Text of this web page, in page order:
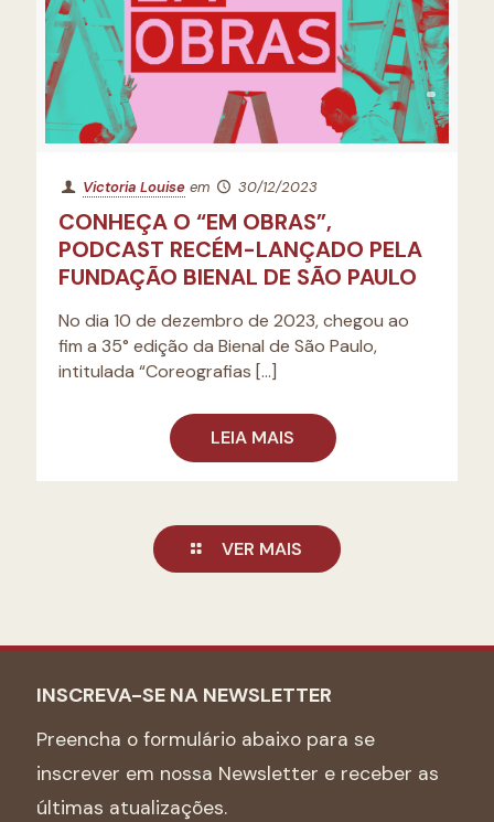
Victoria Louise em 30/12/2023
CONHEÇA O “EM OBRAS”,
PODCAST RECÉM-LANÇADO PELA
FUNDAÇÃO BIENAL DE SÃO PAULO
No dia 10 de dezembro de 2023, chegou ao
fim a 35° edição da Bienal de São Paulo,
intitulada “Coreografias […]
LEIA MAIS
VER MAIS
INSCREVA-SE NA NEWSLETTER
Preencha o formulário abaixo para se
inscrever em nossa Newsletter e receber as
últimas atualizações.